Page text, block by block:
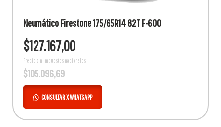
Neumático Firestone 175/65R14 82T F-600
$127.167,00
Precio sin impuestos nacionales:
$105.096,69
CONSULTAR X WHATSAPP